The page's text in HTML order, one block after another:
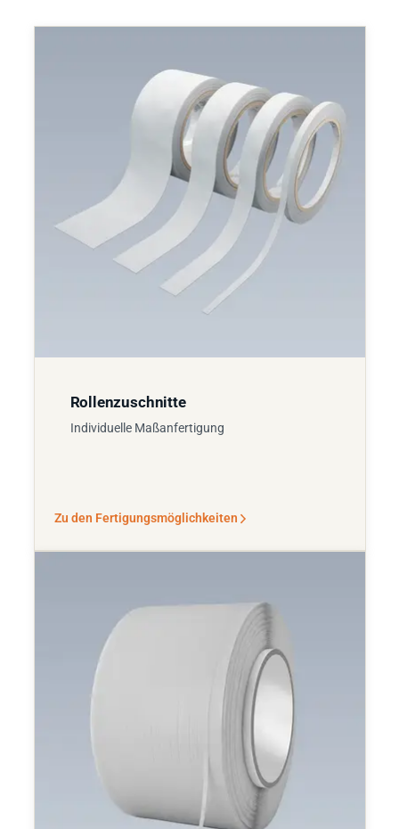
Rollenzuschnitte
Individuelle Maßanfertigung
Zu den Fertigungsmöglichkeiten